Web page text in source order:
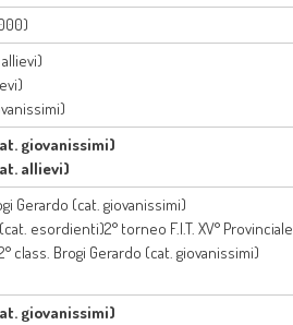
giovanissimi)
allievi)
Gerardo (cat. giovanissimi)
esordienti)2° torneo F.I.T. XV° Provinciale
class. Brogi Gerardo (cat. giovanissimi)
giovanissimi)